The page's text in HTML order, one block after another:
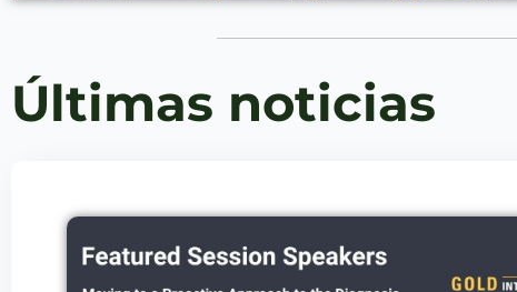
Últimas noticias